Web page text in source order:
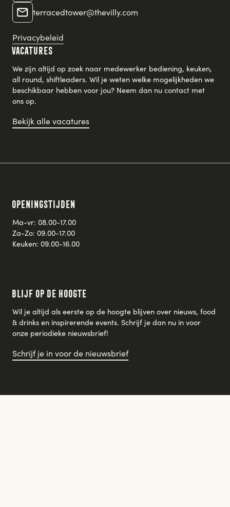
terracedtower@thevilly.com
Privacybeleid
Vacatures
We zijn altijd op zoek naar medewerker bediening, keuken,
all round, shiftleaders. Wil je weten welke mogelijkheden we
beschikbaar hebben voor jou? Neem dan nu contact met
ons op.
Bekijk alle vacatures
Openingstijden
Ma-vr: 08.00-17.00
Za-Zo: 09.00-17.00
Keuken: 09.00-16.00
Blijf op de hoogte
Wil je altijd als eerste op de hoogte blijven over nieuws, food
& drinks en inspirerende events. Schrijf je dan nu in voor
onze periodieke nieuwsbrief!
Schrijf je in voor de nieuwsbrief